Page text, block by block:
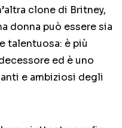
clone di Britney,
donna può essere sia
talentuosa: è più
ed è uno
e ambiziosi degli